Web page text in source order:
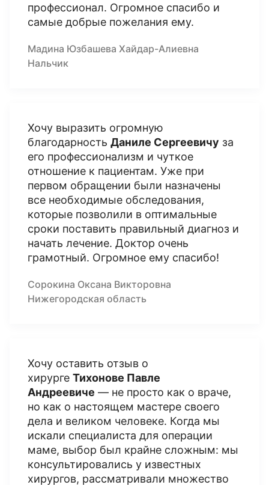
профессионал. Огромное спасибо и
самые добрые пожелания ему.
Мадина Юзбашева Хайдар-Алиевна
Нальчик
Хочу выразить огромную
благодарность Даниле Сергеевичу за
его профессионализм и чуткое
отношение к пациентам. Уже при
первом обращении были назначены
все необходимые обследования,
которые позволили в оптимальные
сроки поставить правильный диагноз и
начать лечение. Доктор очень
грамотный. Огромное ему спасибо!
Сорокина Оксана Викторовна
Нижегородская область
Хочу оставить отзыв о
хирурге Тихонове Павле
Андреевиче — не просто как о враче,
но как о настоящем мастере своего
дела и великом человеке. Когда мы
искали специалиста для операции
маме, выбор был крайне сложным: мы
консультировались у известных
хирургов, рассматривали множество